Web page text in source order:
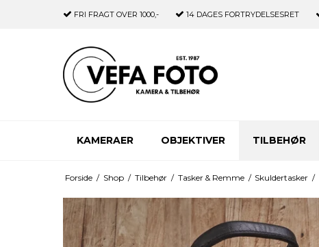
FRI FRAGT OVER 1000,- 14 DAGES FORTRYDELSESRET
KAMERAER OBJEKTIVER TILBEHØR
Forside / Shop / Tilbehør / Tasker & Remme / Skuldertasker /